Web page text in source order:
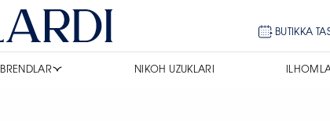
BUTIKKA
BRENDLAR NIKOH UZUKLARI